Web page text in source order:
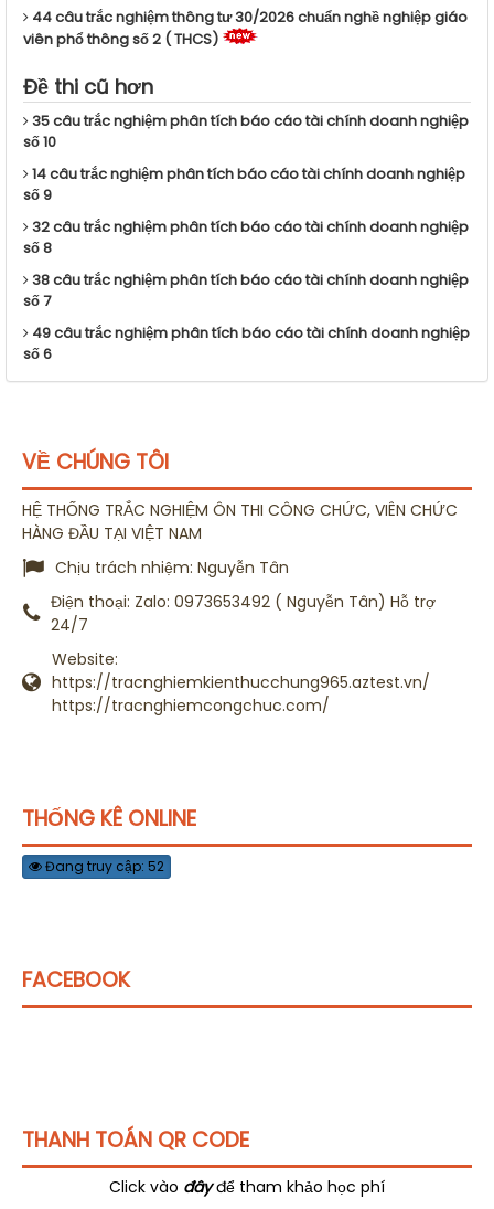
44 câu trắc nghiệm thông tư 30/2026 chuẩn nghề nghiệp giáo
viên phổ thông số 2 ( THCS)
Đề thi cũ hơn
35 câu trắc nghiệm phân tích báo cáo tài chính doanh nghiệp
số 10
14 câu trắc nghiệm phân tích báo cáo tài chính doanh nghiệp
số 9
32 câu trắc nghiệm phân tích báo cáo tài chính doanh nghiệp
số 8
38 câu trắc nghiệm phân tích báo cáo tài chính doanh nghiệp
số 7
49 câu trắc nghiệm phân tích báo cáo tài chính doanh nghiệp
số 6
VỀ CHÚNG TÔI
HỆ THỐNG TRẮC NGHIỆM ÔN THI CÔNG CHỨC, VIÊN CHỨC
HÀNG ĐẦU TẠI VIỆT NAM
Chịu trách nhiệm: Nguyễn Tân
Điện thoại: Zalo: 0973653492 ( Nguyễn Tân) Hỗ trợ
24/7
Website:
https://tracnghiemkienthucchung965.aztest.vn/
https://tracnghiemcongchuc.com/
THỐNG KÊ ONLINE
Đang truy cập: 52
FACEBOOK
THANH TOÁN QR CODE
Click vào đâyđể tham khảo học phí